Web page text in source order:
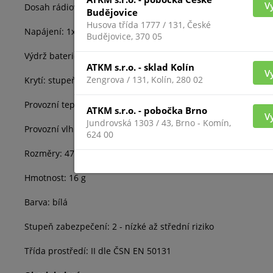
Dosah rádiového signálu: Až 1 300 m (v otevřeném prostoru),
Napájení: 1x baterie CR2032 3 V DC
Výdrž baterie: Až 5 let (v závislosti na četnosti použití)
Krytí: stupeň krytí IP55
Provozní teplota: -10 °C ~ +40 °C
Provozní vlhkost: Až 75 %
Rozměry: 47 x 36 x 13 mm
Hmotnost: 16 g
Barva: bílá
Stupeň zabezpečení: 2 - nízké až střední riziko
Třída prostředí: II dle ČSN EN 50131
Budějovice
Husova třída 1777 / 131, České
Budějovice, 370 05
ATKM s.r.o. - sklad Kolín
Zengrova / 131, Kolín, 280 02
ATKM s.r.o. - pobočka Brno
Jundrovská 1303 / 43, Brno - Komín,
624 00